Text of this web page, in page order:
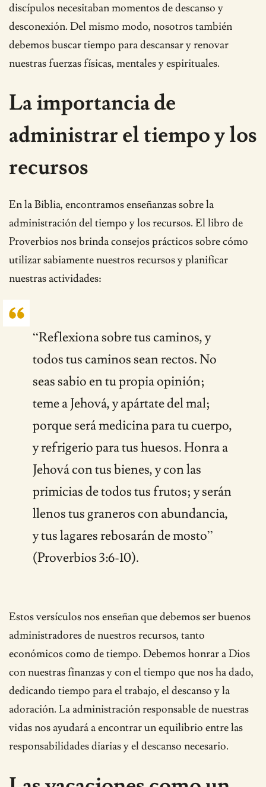
discípulos necesitaban momentos de descanso y
desconexión. Del mismo modo, nosotros también
debemos buscar tiempo para descansar y renovar
nuestras fuerzas físicas, mentales y espirituales.
La importancia de
administrar el tiempo y los
recursos
En la Biblia, encontramos enseñanzas sobre la
administración del tiempo y los recursos. El libro de
Proverbios nos brinda consejos prácticos sobre cómo
utilizar sabiamente nuestros recursos y planificar
nuestras actividades:
“Reflexiona sobre tus caminos, y
todos tus caminos sean rectos. No
seas sabio en tu propia opinión;
teme a Jehová, y apártate del mal;
porque será medicina para tu cuerpo,
y refrigerio para tus huesos. Honra a
Jehová con tus bienes, y con las
primicias de todos tus frutos; y serán
llenos tus graneros con abundancia,
y tus lagares rebosarán de mosto”
(Proverbios 3:6-10).
Estos versículos nos enseñan que debemos ser buenos
administradores de nuestros recursos, tanto
económicos como de tiempo. Debemos honrar a Dios
con nuestras finanzas y con el tiempo que nos ha dado,
dedicando tiempo para el trabajo, el descanso y la
adoración. La administración responsable de nuestras
vidas nos ayudará a encontrar un equilibrio entre las
responsabilidades diarias y el descanso necesario.